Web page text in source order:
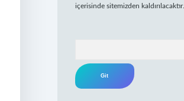
içerisinde sitemizden kaldırılacaktır.